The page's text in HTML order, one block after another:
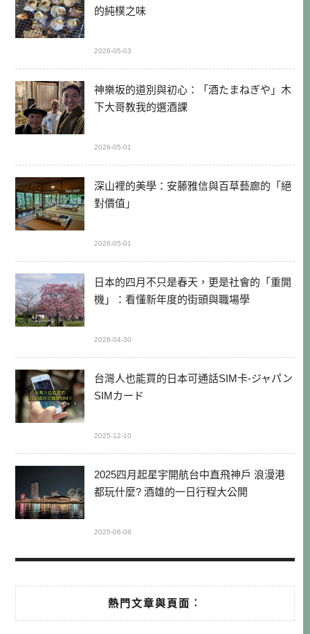
的純樸之味
2026-05-03
神樂坂的道別與初心：「酒たまねぎや」木
下大哥教我的選酒課
2026-05-01
深山裡的美學：安藤雅信與百草藝廊的「絕
對價值」
2026-05-01
日本的四月不只是春天，更是社會的「重開
機」：看懂新年度的街頭與職場學
2026-04-30
台灣人也能買的日本可通話SIM卡-ジャパン
SIMカード
2025-12-10
2025四月起星宇開航台中直飛神戶 浪漫港
都玩什麼? 酒雄的一日行程大公開
2025-06-08
熱門文章與頁面︰